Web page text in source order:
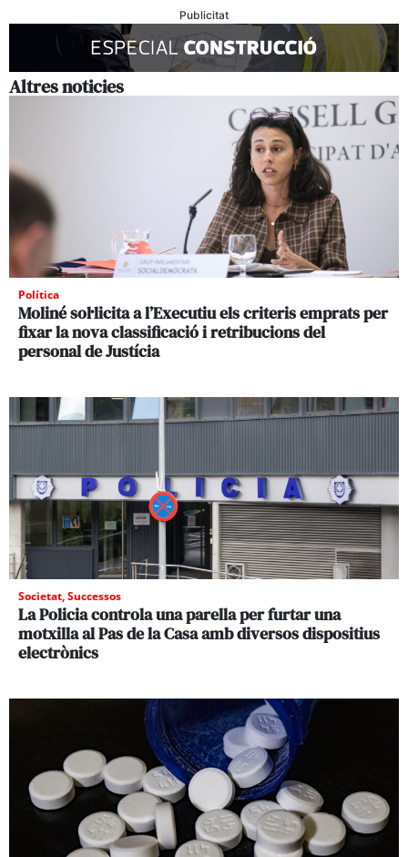
Publicitat
Altres noticies
Política
Moliné sol·licita a l’Executiu els criteris emprats per
fixar la nova classificació i retribucions del
personal de Justícia
Societat,Successos
La Policia controla una parella per furtar una
motxilla al Pas de la Casa amb diversos dispositius
electrònics